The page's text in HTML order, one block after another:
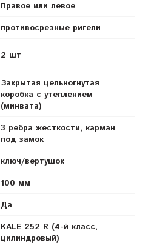
Правое или левое
противосрезные ригели
2 шт
Закрытая цельногнутая
коробка с утеплением
(минвата)
3 ребра жесткости, карман
под замок
ключ/вертушок
100 мм
Да
KALE 252 R (4-й класс,
цилиндровый)